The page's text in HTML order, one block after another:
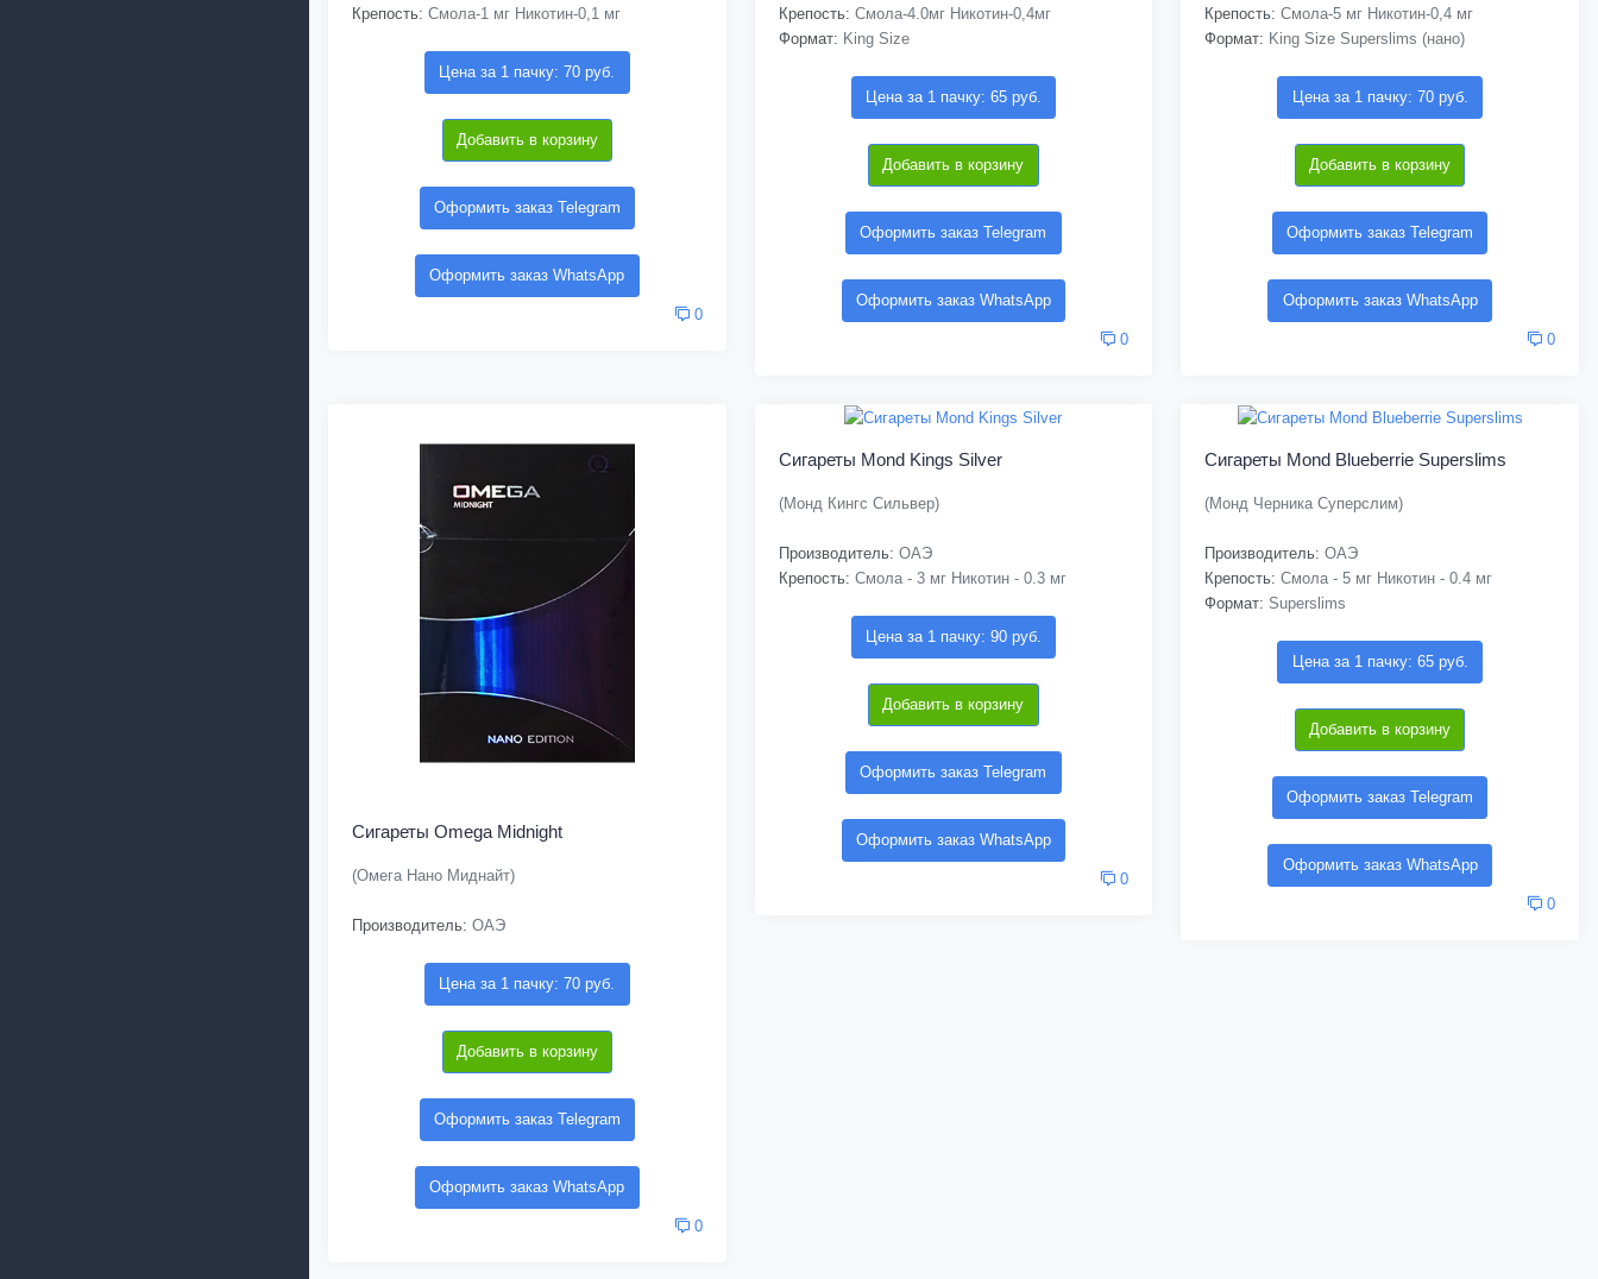
Крепость: Смола-1 мг Никотин-0,1 мг
Цена за 1 пачку: 70 руб.
Добавить в корзину
Оформить заказ Telegram
Оформить заказ WhatsApp
0
Крепость: Смола-4.0мг Никотин-0,4мг
Формат: King Size
Цена за 1 пачку: 65 руб.
Добавить в корзину
Оформить заказ Telegram
Оформить заказ WhatsApp
0
Крепость: Смола-5 мг Никотин-0,4 мг
Формат: King Size Superslims (нано)
Цена за 1 пачку: 70 руб.
Добавить в корзину
Оформить заказ Telegram
Оформить заказ WhatsApp
0
Сигареты Omega Midnight
(Омега Нано Миднайт)
Производитель: ОАЭ
Цена за 1 пачку: 70 руб.
Добавить в корзину
Оформить заказ Telegram
Оформить заказ WhatsApp
0
Сигареты Mond Kings Silver
(Монд Кингс Сильвер)
Производитель: ОАЭ
Крепость: Смола - 3 мг Никотин - 0.3 мг
Цена за 1 пачку: 90 руб.
Добавить в корзину
Оформить заказ Telegram
Оформить заказ WhatsApp
0
Сигареты Mond Blueberrie Superslims
(Монд Черника Суперслим)
Производитель: ОАЭ
Крепость: Смола - 5 мг Никотин - 0.4 мг
Формат: Superslims
Цена за 1 пачку: 65 руб.
Добавить в корзину
Оформить заказ Telegram
Оформить заказ WhatsApp
0